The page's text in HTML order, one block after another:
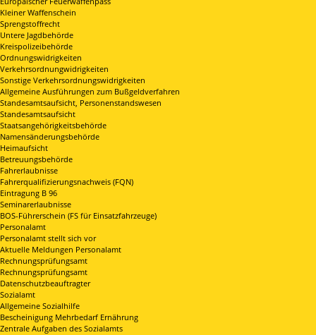
Kleiner Waffenschein
Sprengstoffrecht
Untere Jagdbehörde
Kreispolizeibehörde
Ordnungswidrigkeiten
Verkehrsordnungwidrigkeiten
Sonstige Verkehrsordnungswidrigkeiten
Allgemeine Ausführungen zum Bußgeldverfahren
Standesamtsaufsicht, Personenstandswesen
Standesamtsaufsicht
Staatsangehörigkeitsbehörde
Namensänderungsbehörde
Heimaufsicht
Betreuungsbehörde
Fahrerlaubnisse
Fahrerqualifizierungsnachweis (FQN)
Eintragung B 96
Seminarerlaubnisse
BOS-Führerschein (FS für Einsatzfahrzeuge)
Personalamt
Personalamt stellt sich vor
Aktuelle Meldungen Personalamt
Rechnungsprüfungsamt
Rechnungsprüfungsamt
Datenschutzbeauftragter
Sozialamt
Allgemeine Sozialhilfe
Bescheinigung Mehrbedarf Ernährung
Zentrale Aufgaben des Sozialamts